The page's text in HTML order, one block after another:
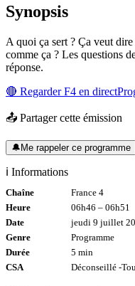
Synopsis
A quoi ça sert ? Ça veut
comme ça ? Les questions
réponse.
🔴 RegarderF4 en direct
📤 Partager cette émission
🔔Me rappeler ce programme
ℹ️ Informations
Chaîne
France 4
Heure
06h46 – 06h51
Date
jeudi 9 juillet
Genre
Programme
Durée
5 min
CSA
Déconseillé -